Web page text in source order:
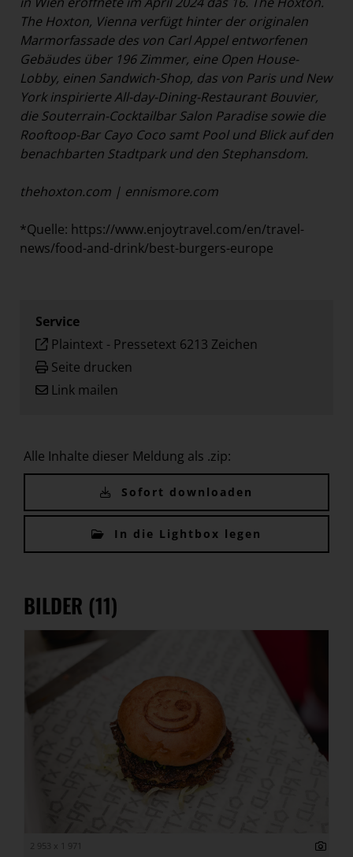
The Hoxton, Vienna verfügt hinter der originalen
Marmorfassade des von Carl Appel entworfenen
Gebäudes über 196 Zimmer, eine Open House-
Lobby, einen Sandwich-Shop, das von Paris und New
York inspirierte All-day-Dining-Restaurant Bouvier,
die Souterrain-Cocktailbar Salon Paradise sowie die
Rooftoop-Bar Cayo Coco samt Pool und Blick auf den
benachbarten Stadtpark und den Stephansdom.
thehoxton.com | ennismore.com
*Quelle: https://www.enjoytravel.com/en/travel-
news/food-and-drink/best-burgers-europe
Service
Plaintext - Pressetext 6213 Zeichen
Seite drucken
Link mailen
Alle Inhalte dieser Meldung als .zip:
Sofort downloaden
In die Lightbox legen
BILDER (11)
2 953 x 1 971